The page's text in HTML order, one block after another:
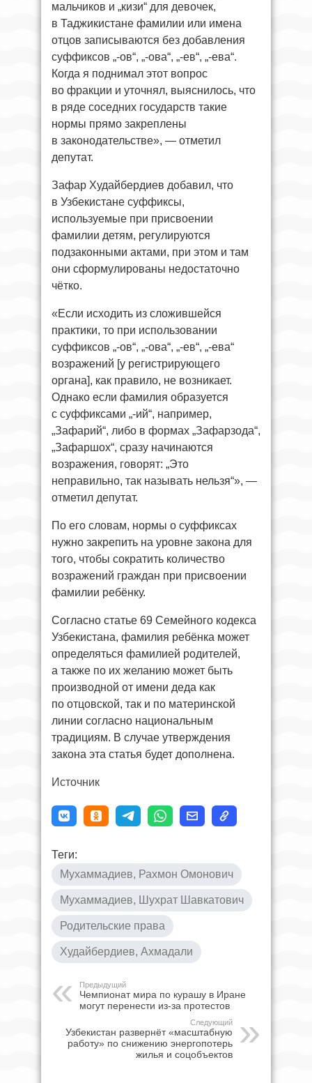
мальчиков и „кизи“ для девочек,
в Таджикистане фамилии или имена
отцов записываются без добавления
суффиксов „-ов“, „-ова“, „-ев“, „-ева“.
Когда я поднимал этот вопрос
во фракции и уточнял, выяснилось, что
в ряде соседних государств такие
нормы прямо закреплены
в законодательстве», — отметил
депутат.
Зафар Худайбердиев добавил, что
в Узбекистане суффиксы,
используемые при присвоении
фамилии детям, регулируются
подзаконными актами, при этом и там
они сформулированы недостаточно
чётко.
«Если исходить из сложившейся
практики, то при использовании
суффиксов „-ов“, „-ова“, „-ев“, „-ева“
возражений [у регистрирующего
органа], как правило, не возникает.
Однако если фамилия образуется
с суффиксами „-ий“, например,
„Зафарий“, либо в формах „Зафарзода“,
„Зафаршох“, сразу начинаются
возражения, говорят: „Это
неправильно, так называть нельзя“», —
отметил депутат.
По его словам, нормы о суффиксах
нужно закрепить на уровне закона для
того, чтобы сократить количество
возражений граждан при присвоении
фамилии ребёнку.
Согласно статье 69 Семейного кодекса
Узбекистана, фамилия ребёнка может
определяться фамилией родителей,
а также по их желанию может быть
производной от имени деда как
по отцовской, так и по материнской
линии согласно национальным
традициям. В случае утверждения
закона эта статья будет дополнена.
Источник
Теги:
Мухаммадиев, Рахмон Омонович
Мухаммадиев, Шухрат Шавкатович
Родительские права
Худайбердиев, Ахмадали
Предыдущий
Чемпионат мира по курашу в Иране
могут перенести из-за протестов
Следующий
Узбекистан развернёт «масштабную
работу» по снижению энергопотерь
жилья и соцобъектов